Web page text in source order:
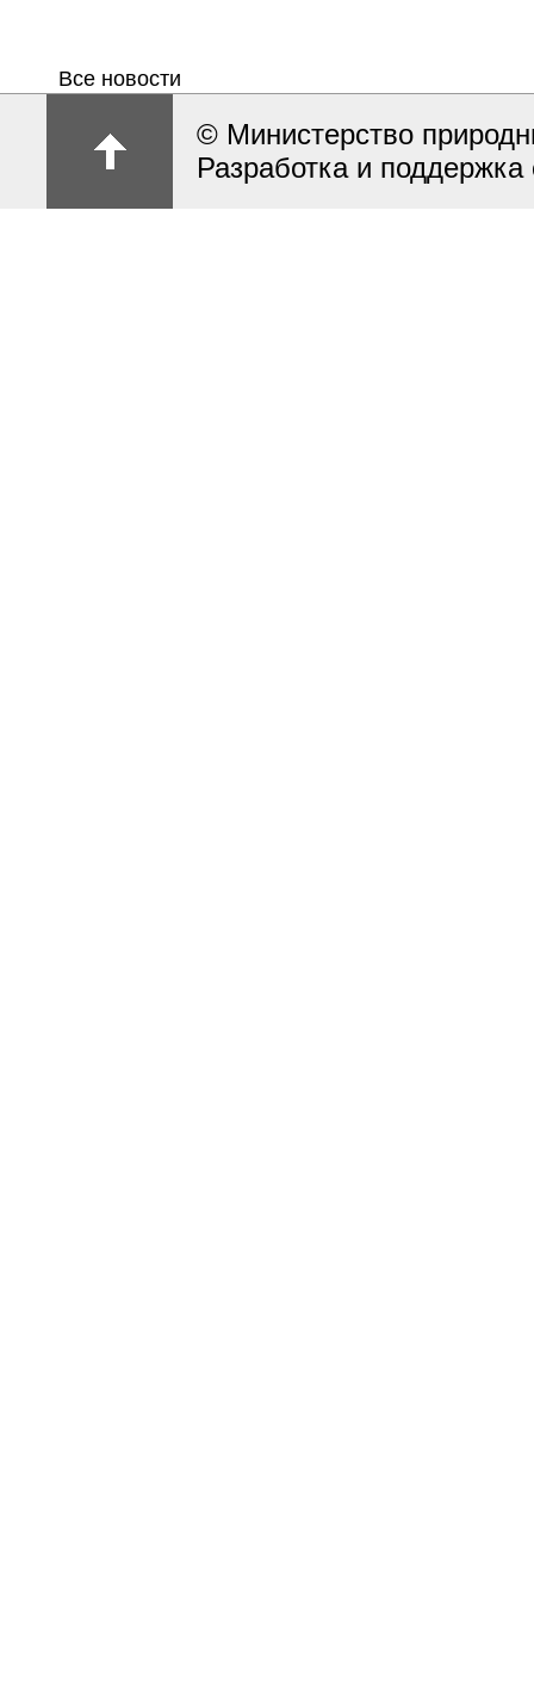
Все новости
© Министерство
Разработка и